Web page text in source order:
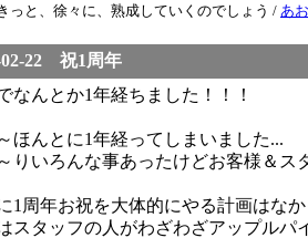
っと、徐々に、熟成していくのでしょう / あ
02-22 祝1周年
なんとか1年経ちました！！！
ほんとに1年経ってしまいました...
りいろんな事あったけどお客様＆ス
1周年お祝を大体的にやる計画はなか
スタッフの人がわざわざアップルパ